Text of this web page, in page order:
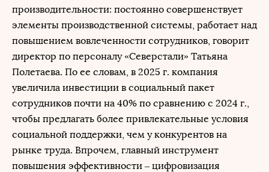
производительности: постоянно совершенствует
элементы производственной системы, работает над
повышением вовлеченности сотрудников, говорит
директор по персоналу «Северстали» Татьяна
Полетаева. По ее словам, в 2025 г. компания
увеличила инвестиции в социальный пакет
сотрудников почти на 40% по сравнению с 2024 г.,
чтобы предлагать более привлекательные условия
социальной поддержки, чем у конкурентов на
рынке труда. Впрочем, главный инструмент
повышения эффективности – цифровизация